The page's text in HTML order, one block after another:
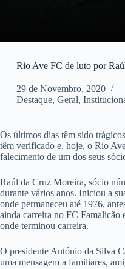
Rio Ave FC de luto por
29 de Novembro, 2020
Destaque, Geral,
Os últimos dias têm sido
têm verificado e, hoje, o Rio
falecimento de um dos seus
Raúl da Cruz Moreira, sócio
durante vários anos. Iniciou a
onde permaneceu até 1976,
ainda carreira no FC Famalicão
onde terminou carreira.
O presidente António da Silva
uma mensagem a familiares,